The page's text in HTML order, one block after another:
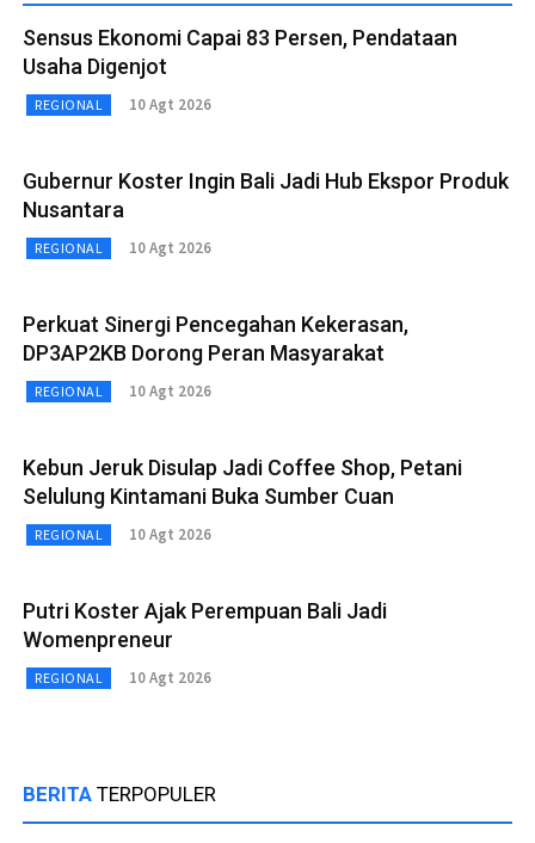
Sensus Ekonomi Capai 83 Persen, Pendataan
Usaha Digenjot
REGIONAL 10 Agt 2026
Gubernur Koster Ingin Bali Jadi Hub Ekspor Produk
Nusantara
REGIONAL 10 Agt 2026
Perkuat Sinergi Pencegahan Kekerasan,
DP3AP2KB Dorong Peran Masyarakat
REGIONAL 10 Agt 2026
Kebun Jeruk Disulap Jadi Coffee Shop, Petani
Selulung Kintamani Buka Sumber Cuan
REGIONAL 10 Agt 2026
Putri Koster Ajak Perempuan Bali Jadi
Womenpreneur
REGIONAL 10 Agt 2026
BERITA TERPOPULER